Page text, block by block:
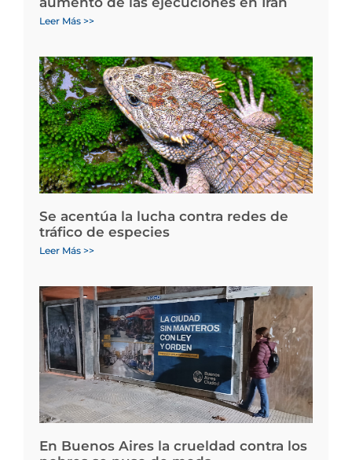
Leer Más >>
Se acentúa la lucha contra redes de
tráfico de especies
Leer Más >>
En Buenos Aires la crueldad contra los